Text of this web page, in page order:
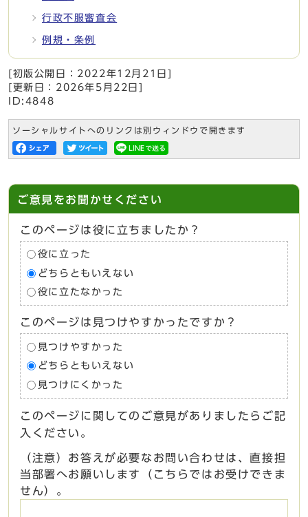
行政不服審査会
例規・条例
[初版公開日： 2022年12月21日
[更新日： 2026年5月22日
ID:4848
ソーシャルサイトへのリンクは別ウィンドウで開きます
ご意見をお聞かせください
このページは役に立ちましたか？
役に立った
どちらともいえない
役に立たなかった
このページは見つけやすかったですか？
見つけやすかった
どちらともいえない
見つけにくかった
このページに関してのご意見がありましたらご記
入ください。
（注意）お答えが必要なお問い合わせは、直接担
当部署へお願いします（こちらではお受けできま
せん）。